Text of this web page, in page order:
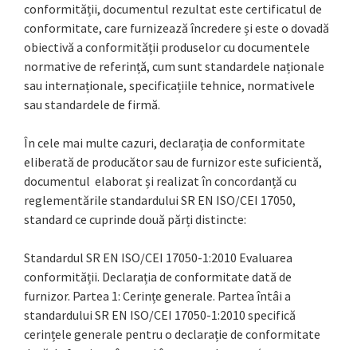
conformității, documentul rezultat este certificatul de
conformitate, care furnizează încredere și este o dovadă
obiectivă a conformității produselor cu documentele
normative de referință, cum sunt standardele naționale
sau internaționale, specificațiile tehnice, normativele
sau standardele de firmă.
În cele mai multe cazuri, declarația de conformitate
eliberată de producător sau de furnizor este suficientă,
documentul elaborat și realizat în concordanță cu
reglementările standardului SR EN ISO/CEI 17050,
standard ce cuprinde două părți distincte:
Standardul SR EN ISO/CEI 17050-1:2010 Evaluarea
conformității. Declarația de conformitate dată de
furnizor. Partea 1: Cerințe generale. Partea întâi a
standardului SR EN ISO/CEI 17050-1:2010 specifică
cerințele generale pentru o declarație de conformitate